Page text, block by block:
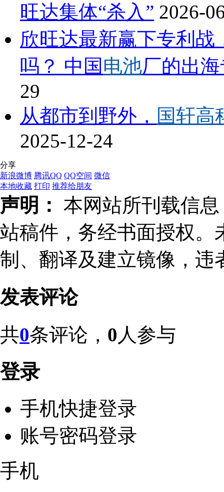
旺达集体“杀入” 2026-
欣旺达最新赢下专利战
吗？ 中国电池厂的出
29
从都市到野外， 国轩高
2025-12-24
分享
新浪微博 腾讯QQ QQ空间 微信
本地收藏 打印 推荐给朋友
声明： 本网站所刊载信
站稿件，务经书面授权。
制、翻译及建立镜像，违
发表评论
共0条评论， 0 人参与
登录
手机快捷登录
账号密码登录
手机